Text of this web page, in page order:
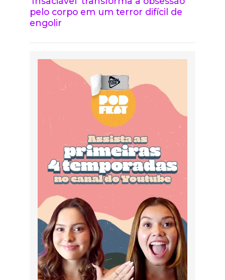
pelo corpo em um terror difícil de
engolir